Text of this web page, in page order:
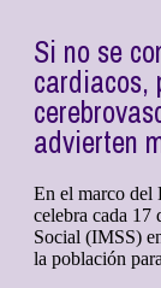
Si no se
cardiacos,
advierten
En el marco del
celebra cada 17
Social (IMSS)
la población